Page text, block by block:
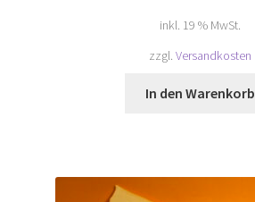
inkl. 19 % MwSt.
zzgl. Versandkosten
In den Warenkorb